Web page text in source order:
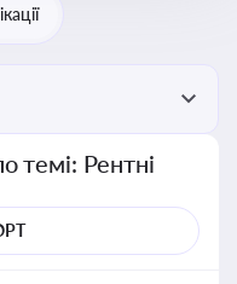
темі: Рентні